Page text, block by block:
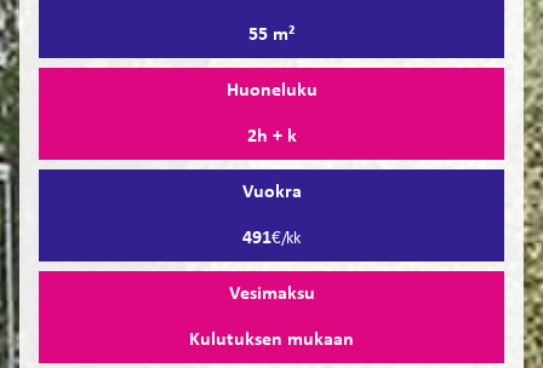
55 m²
Huoneluku
2h + k
Vuokra
491€/kk
Vesimaksu
Kulutuksen mukaan